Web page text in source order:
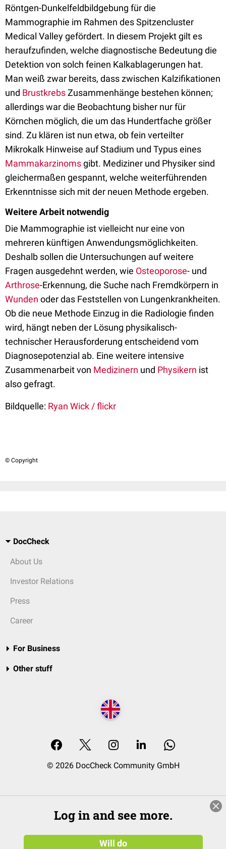
Röntgen-Dunkelfeldbildgebung für die
Mammographie im Rahmen des Spitzencluster
Medical Valley gefördert. In diesem Projekt gilt es
heraufzufinden, welche diagnostische Bedeutung die
Detektion von solch feinen Kalkablagerungen hat.
Man weiß zwar bereits, dass zwischen Kalzifikationen
und BrustkrebsZusammenhänge bestehen können;
allerdings war die Beobachtung bisher nur für
Körnchen möglich, die um das Hundertfache größer
sind. Zu klären ist nun etwa, ob fein verteilter
Mikrokalk Hinweise auf Stadium und Typus eines
Mammakarzinomsgibt. Mediziner und Physiker sind
gleichermaßen gespannt, welche weiterführenden
Erkenntnisse sich mit der neuen Methode ergeben.
Weitere Arbeit notwendig
Die Mammographie ist vielleicht nur eine von
mehreren künftigen Anwendungsmöglichkeiten.
Deshalb sollen die Untersuchungen auf weitere
Fragen ausgedehnt werden, wie Osteoporose- und
Arthrose-Erkennung, die Suche nach Fremdkörpern in
Wunden oder das Feststellen von Lungenkrankheiten.
Ob die neue Methode Einzug in die Radiologie finden
wird, hängt neben der Lösung physikalisch-
technischer Herausforderung entscheidend vom
Diagnosepotenzial ab. Eine weitere intensive
Zusammenarbeit von Medizinern und Physikern ist
also gefragt.
Bildquelle: Ryan Wick / flickr
© Copyright
DocCheck
About Us
Investor Relations
Press
Career
For Business
Other stuff
© 2026 DocCheck Community GmbH
Log in and see more.
Will do